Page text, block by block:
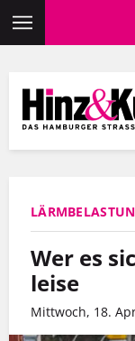
Inhalt
Wer es
leise
Mittwoch, 18.